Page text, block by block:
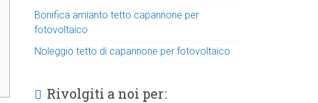
Bonifica amianto tetto capannone per
fotovoltaico
Noleggio tetto di capannone per fotovoltaico
Rivolgiti a noi per: